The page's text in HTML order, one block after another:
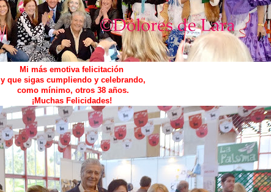
Mi más emotiva felicitación
y que sigas cumpliendo y celebrando,
como mínimo, otros 38 años.
¡Muchas Felicidades!